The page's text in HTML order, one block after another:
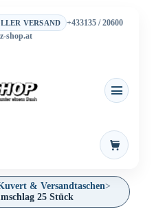
VERSAND
+433135 / 20600
shop.at
& Versandtaschen>
25 Stück